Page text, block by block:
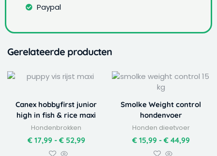
Paypal
Gerelateerde producten
Canex hobbyfirst junior
high in fish & rice maxi
Hondenbrokken
€17,99 - €52,99
Prijsklasse:
€ 52,99
Dit
meerdere
variaties.
Deze
optie
kan
Smolke Weight control
hondenvoer
Honden dieetvoer
€15,99 - €44,99
€ 44,99
Dit
product
meerdere
variaties.
Deze
optie
kan